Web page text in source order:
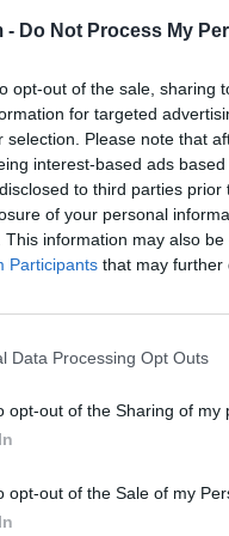
- Do Not Process My
opt-out of the sale, sharing
for targeted
selection. Please note that
interest-based ads
to third parties
of your personal
This information may also
Participants that may further
Data Processing Opt Outs
opt-out of the Sharing of my
opt-out of the Sale of my
i RCC,
më të
e qëndrueshëm,
një strategji e
Bashkëpunimit të
të Qëndrueshëm të
E miratuar në
rritje të
si dhe rritjen e
prioritetet e BE-
dhe duke